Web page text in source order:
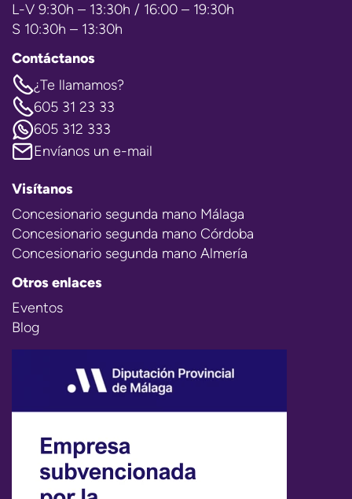
L-V 9:30h – 13:30h / 16:00 – 19:30h
S 10:30h – 13:30h
Contáctanos
¿Te llamamos?
605 31 23 33
605 312 333
Envíanos un e-mail
Visítanos
Concesionario segunda mano Málaga
Concesionario segunda mano Córdoba
Concesionario segunda mano Almería
Otros enlaces
Eventos
Blog